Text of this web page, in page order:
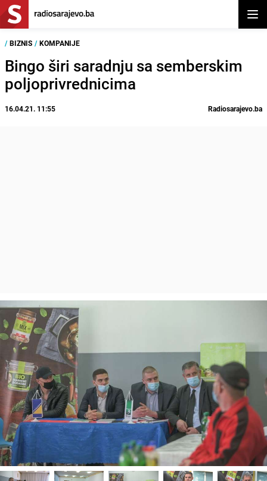
/ BIZNIS / KOMPANIJE
Bingo širi saradnju sa semberskim
poljoprivrednicima
16.04.21. 11:55 Radiosarajevo.ba